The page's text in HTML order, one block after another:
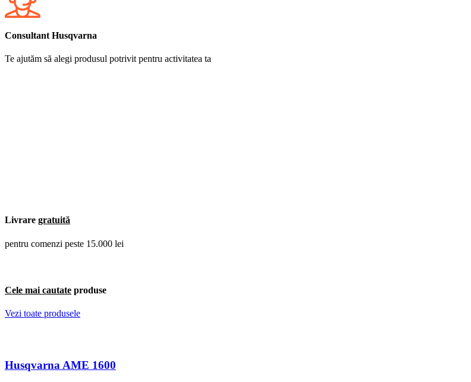
Consultant Husqvarna
Te ajutăm să alegi produsul potrivit pentru activitatea ta
Livrare gratuită
pentru comenzi peste 15.000 lei
Cele mai cautate produse
Vezi toate produsele
Husqvarna AME 1600